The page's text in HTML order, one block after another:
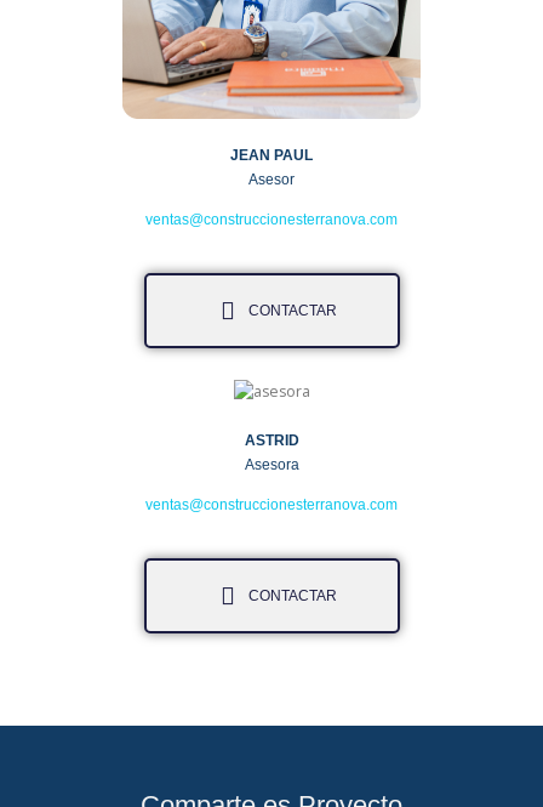
JEAN PAUL
Asesor
ventas@construccionesterranova.com
CONTACTAR
ASTRID
Asesora
ventas@construccionesterranova.com
CONTACTAR